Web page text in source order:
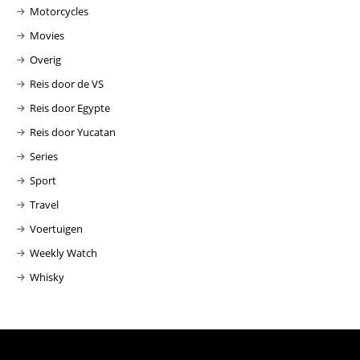
Motorcycles
Movies
Overig
Reis door de VS
Reis door Egypte
Reis door Yucatan
Series
Sport
Travel
Voertuigen
Weekly Watch
Whisky